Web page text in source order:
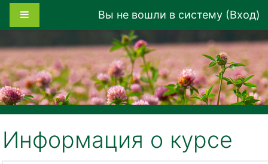
Перейти к основному содержанию
Вы не вошли в систему (Вход)
Информация о курсе